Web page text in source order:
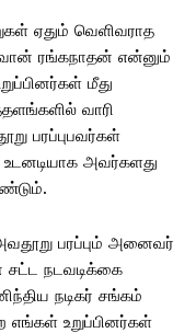
ஏதும் வெளிவராத
ரங்கநாதன் என்னும்
மீது
வாரி
பரப்புபவர்கள்
அவர்களது
பரப்பும் அனைவர்
சட்ட நடவடிக்கை
நடிகர் சங்கம்
எங்கள் உறுப்பினர்கள்